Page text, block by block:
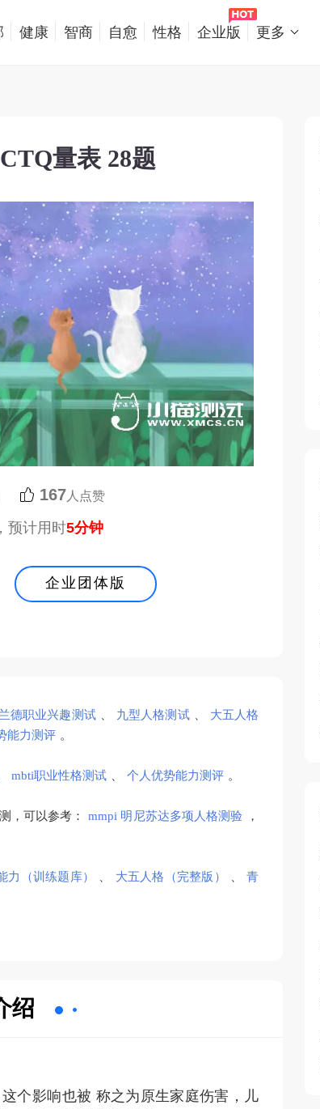
健康 智商 自愈 性格 企业版 更多
量表 28题
167 人点赞
预计用时5分钟
企业团体版
德职业兴趣测试 九型人格测试
大五人格
能力测评 。
mbti职业性格测试 个人优势能力测评 。
，可以参考： mmpi 明尼苏达多项人格测验
，
力（训练题库） 大五人格（完整版）
青
绍
个影响也被 称之为原生家庭伤害，儿